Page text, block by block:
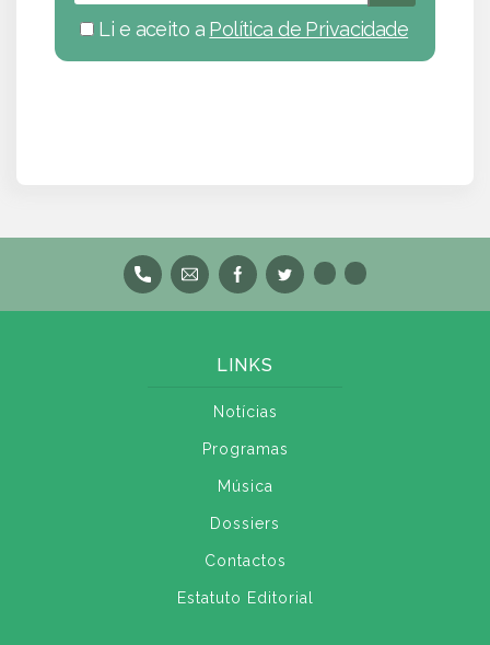
Li e aceito a Política de Privacidade
LINKS
Notícias
Programas
Música
Dossiers
Contactos
Estatuto Editorial